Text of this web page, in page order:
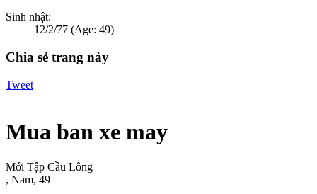
Sinh nhật:
12/2/77 (Age: 49)
Chia sẻ trang này
Tweet
Mua ban xe may
Mới Tập Cầu Lông
, Nam, 49